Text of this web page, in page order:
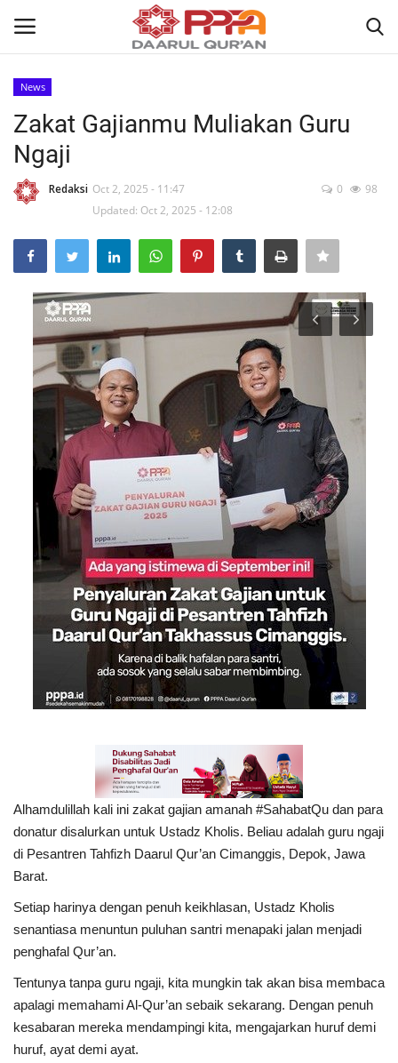
Home
Contact
About
News
Wisuda Akbar
Kisah
Inspirasi
Blog
Video
News
Zakat Gajianmu Muliakan Guru
Ngaji
Redaksi Oct 2, 2025 - 11:47
Updated: Oct 2, 2025 - 12:08
0 98
Alhamdulillah kali ini zakat gajian amanah #SahabatQu dan para
donatur disalurkan untuk Ustadz Kholis. Beliau adalah guru ngaji
di Pesantren Tahfizh Daarul Qur’an Cimanggis, Depok, Jawa
Barat.
Setiap harinya dengan penuh keikhlasan, Ustadz Kholis
senantiasa menuntun puluhan santri menapaki jalan menjadi
penghafal Qur’an.
Tentunya tanpa guru ngaji, kita mungkin tak akan bisa membaca
apalagi memahami Al-Qur’an sebaik sekarang. Dengan penuh
kesabaran mereka mendampingi kita, mengajarkan huruf demi
huruf, ayat demi ayat.